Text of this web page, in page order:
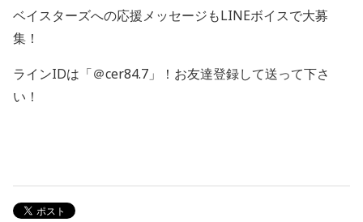
ベイスターズへの応援メッセージもLINEボイスで大募
集！
ラインIDは「＠cer84.7 」！お友達登録して送って下さ
い！